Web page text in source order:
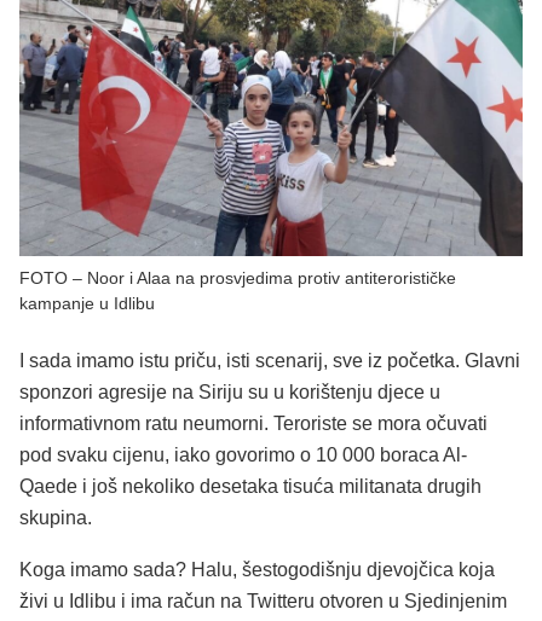
FOTO – Noor i Alaa na prosvjedima protiv antiterorističke
kampanje u Idlibu
I sada imamo istu priču, isti scenarij, sve iz početka. Glavni
sponzori agresije na Siriju su u korištenju djece u
informativnom ratu neumorni. Teroriste se mora očuvati
pod svaku cijenu, iako govorimo o 10 000 boraca Al-
Qaede i još nekoliko desetaka tisuća militanata drugih
skupina.
Koga imamo sada? Halu, šestogodišnju djevojčica koja
živi u Idlibu i ima račun na Twitteru otvoren u Sjedinjenim